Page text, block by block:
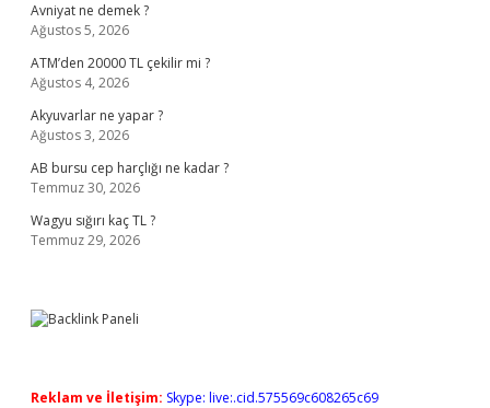
Avniyat ne demek ?
Ağustos 5, 2026
ATM’den 20000 TL çekilir mi ?
Ağustos 4, 2026
Akyuvarlar ne yapar ?
Ağustos 3, 2026
AB bursu cep harçlığı ne kadar ?
Temmuz 30, 2026
Wagyu sığırı kaç TL ?
Temmuz 29, 2026
Reklam ve İletişim: Skype: live:.cid.575569c608265c69